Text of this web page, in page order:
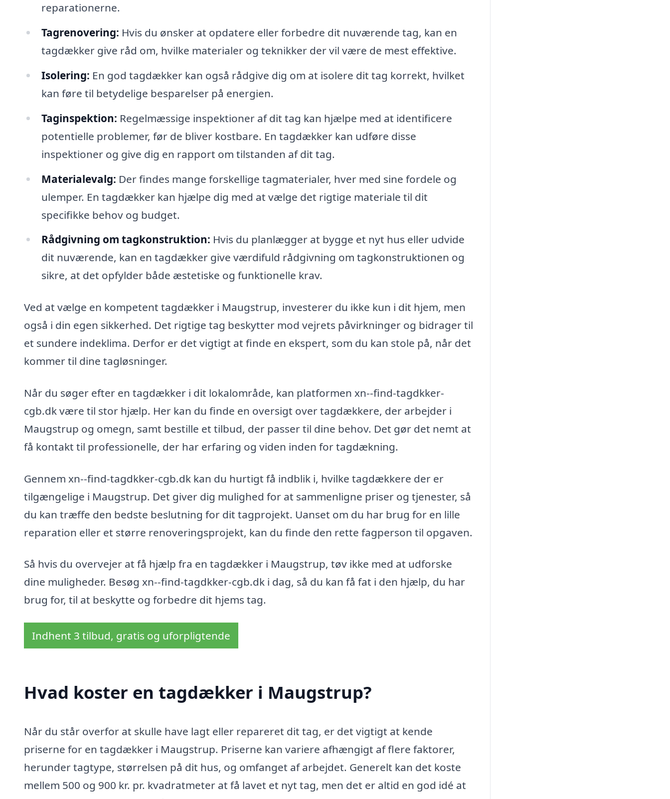
reparationerne.
Tagrenovering: Hvis du ønsker at opdatere eller forbedre dit nuværende tag, kan en
tagdækker give råd om, hvilke materialer og teknikker der vil være de mest effektive.
Isolering: En god tagdækker kan også rådgive dig om at isolere dit tag korrekt, hvilket
kan føre til betydelige besparelser på energien.
Taginspektion: Regelmæssige inspektioner af dit tag kan hjælpe med at identificere
potentielle problemer, før de bliver kostbare. En tagdækker kan udføre disse
inspektioner og give dig en rapport om tilstanden af dit tag.
Materialevalg: Der findes mange forskellige tagmaterialer, hver med sine fordele og
ulemper. En tagdækker kan hjælpe dig med at vælge det rigtige materiale til dit
specifikke behov og budget.
Rådgivning om tagkonstruktion: Hvis du planlægger at bygge et nyt hus eller udvide
dit nuværende, kan en tagdækker give værdifuld rådgivning om tagkonstruktionen og
sikre, at det opfylder både æstetiske og funktionelle krav.
Ved at vælge en kompetent tagdækker i Maugstrup, investerer du ikke kun i dit hjem, men
også i din egen sikkerhed. Det rigtige tag beskytter mod vejrets påvirkninger og bidrager til
et sundere indeklima. Derfor er det vigtigt at finde en ekspert, som du kan stole på, når det
kommer til dine tagløsninger.
Når du søger efter en tagdækker i dit lokalområde, kan platformen xn--find-tagdkker-
cgb.dk være til stor hjælp. Her kan du finde en oversigt over tagdækkere, der arbejder i
Maugstrup og omegn, samt bestille et tilbud, der passer til dine behov. Det gør det nemt at
få kontakt til professionelle, der har erfaring og viden inden for tagdækning.
Gennem xn--find-tagdkker-cgb.dk kan du hurtigt få indblik i, hvilke tagdækkere der er
tilgængelige i Maugstrup. Det giver dig mulighed for at sammenligne priser og tjenester, så
du kan træffe den bedste beslutning for dit tagprojekt. Uanset om du har brug for en lille
reparation eller et større renoveringsprojekt, kan du finde den rette fagperson til opgaven.
Så hvis du overvejer at få hjælp fra en tagdækker i Maugstrup, tøv ikke med at udforske
dine muligheder. Besøg xn--find-tagdkker-cgb.dk i dag, så du kan få fat i den hjælp, du har
brug for, til at beskytte og forbedre dit hjems tag.
Indhent 3 tilbud, gratis og uforpligtende
Hvad koster en tagdækker i Maugstrup?
Når du står overfor at skulle have lagt eller repareret dit tag, er det vigtigt at kende
priserne for en tagdækker i Maugstrup. Priserne kan variere afhængigt af flere faktorer,
herunder tagtype, størrelsen på dit hus, og omfanget af arbejdet. Generelt kan det koste
mellem 500 og 900 kr. pr. kvadratmeter at få lavet et nyt tag, men det er altid en god idé at